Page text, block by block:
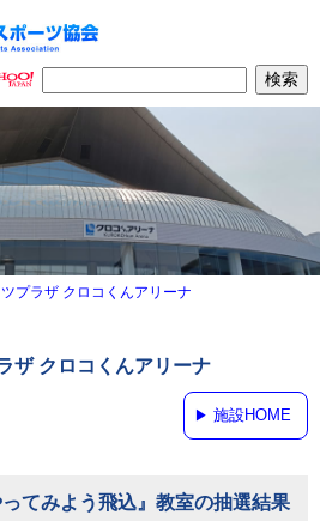
プラザ クロコくんアリーナ
ザ クロコくんアリーナ
施設HOME
てみよう飛込』教室の抽選結果